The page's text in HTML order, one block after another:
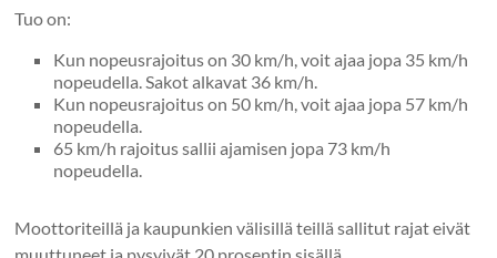
Tuo on:
Kun nopeusrajoitus on 30 km/h, voit ajaa jopa 35 km/h
nopeudella. Sakot alkavat 36 km/h.
Kun nopeusrajoitus on 50 km/h, voit ajaa jopa 57 km/h
nopeudella.
65 km/h rajoitus sallii ajamisen jopa 73 km/h
nopeudella.
Moottoriteillä ja kaupunkien välisillä teillä sallitut rajat eivät